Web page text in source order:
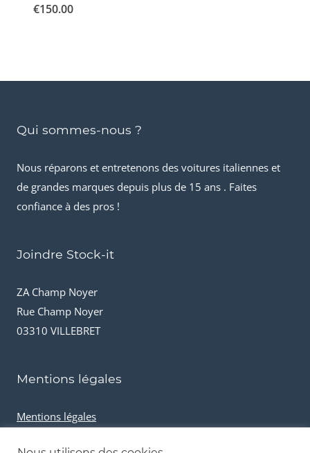
€150.00
Qui sommes-nous ?
Nous réparons et entretenons des voitures italiennes et
de grandes marques depuis plus de 15 ans . Faites
confiance à des pros !
Joindre Stock-it
ZA Champ Noyer
Rue Champ Noyer
03310 VILLEBRET
Mentions légales
Mentions légales